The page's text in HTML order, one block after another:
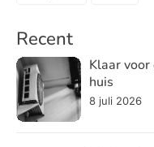
Recent
Klaar
huis
8 juli 2026